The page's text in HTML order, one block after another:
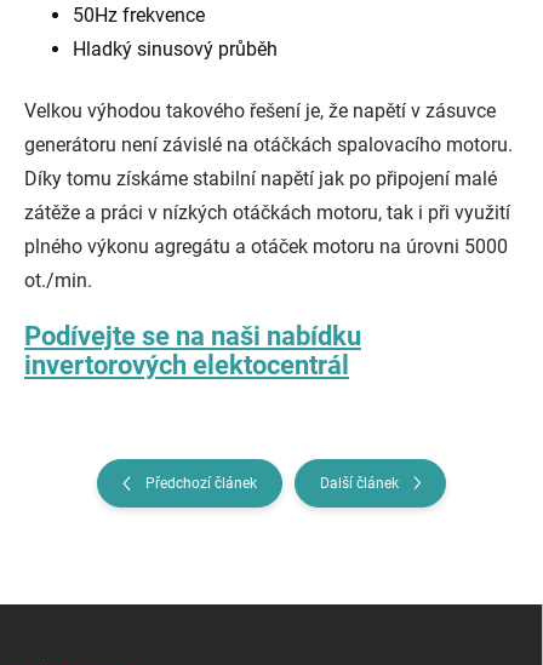
50Hz frekvence
Hladký sinusový průběh
Velkou výhodou takového řešení je, že napětí v zásuvce
generátoru není závislé na otáčkách spalovacího motoru.
Díky tomu získáme stabilní napětí jak po připojení malé
zátěže a práci v nízkých otáčkách motoru, tak i při využití
plného výkonu agregátu a otáček motoru na úrovni 5000
ot./min.
Podívejte se na naši nabídku
invertorových elektocentrál
Předchozí článek Další článek